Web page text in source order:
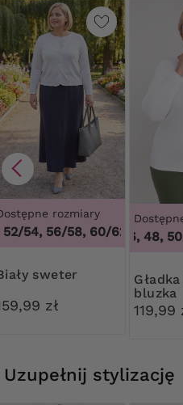
rozmiary
54, 56/58, 60/62 48/50,
Biały sweter
zł
44, 46, 48,
Gładka biała
bluzka
119,99
Uzupełnij stylizację